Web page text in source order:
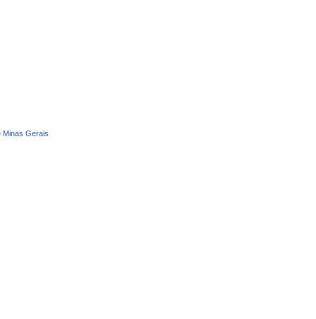
Minas Gerais